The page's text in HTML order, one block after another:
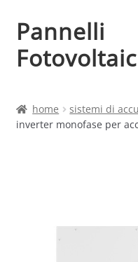
Vai
alla
navigazione
Vai
al
contenuto
Pannelli
Cart
home sistemi di
inverter monofase per